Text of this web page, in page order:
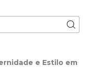
ALTERAR CEP
e Estilo em